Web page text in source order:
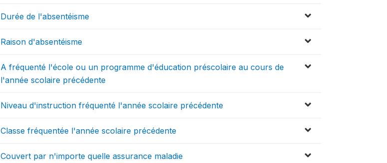
Durée de l'absentéisme
Raison d'absentéisme
A fréquenté l'école ou un programme d'éducation préscolaire au cours de
l'année scolaire précédente
Niveau d'instruction fréquenté l'année scolaire précédente
Classe fréquentée l'année scolaire précédente
Couvert par n'importe quelle assurance maladie